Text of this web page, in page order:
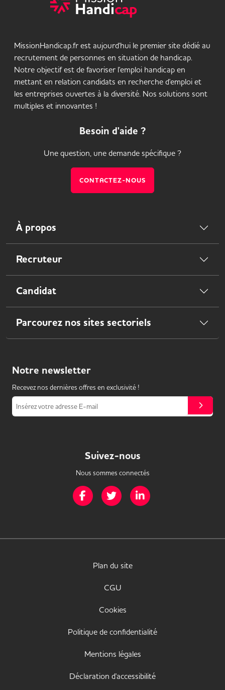
MissionHandicap.fr est aujourd'hui le premier site dédié au
recrutement de personnes en situation de handicap.
Notre objectif est de favoriser l'emploi handicap en
mettant en relation candidats en recherche d'emploi et
les entreprises ouvertes à la diversité. Nos solutions sont
multiples et innovantes !
Besoin d'aide ?
Une question, une demande spécifique ?
CONTACTEZ-NOUS
À propos
Recruteur
Candidat
Parcourez nos sites sectoriels
Notre newsletter
Recevez nos dernières offres en exclusivité !
Insérez votre adresse E-mail
Suivez-nous
Nous sommes connectés
Page Facebook de Mission Handicap
Page Twitter de Mission Handicap
Plan du site
CGU
Cookies
Politique de confidentialité
Mentions légales
Déclaration d'accessibilité